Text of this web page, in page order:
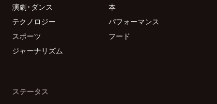
演劇・ダンス
本
テクノロジー
パフォーマンス
スポーツ
フード
ジャーナリズム
ステータス